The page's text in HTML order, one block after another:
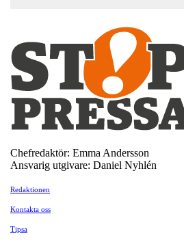
Chefredaktör: Emma Andersson
Ansvarig utgivare: Daniel Nyhlén
Redaktionen
Kontakta oss
Tipsa